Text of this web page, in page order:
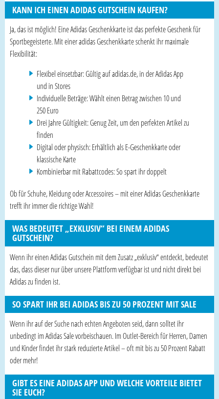
KANN ICH EINEN ADIDAS GUTSCHEIN KAUFEN?
Ja, das ist möglich! Eine Adidas Geschenkkarte ist das perfekte Geschenk für
Sportbegeisterte. Mit einer adidas Geschenkkarte schenkt ihr maximale
Flexibilität:
Flexibel einsetzbar: Gültig auf adidas.de, in der Adidas App
und in Stores
Individuelle Beträge: Wählt einen Betrag zwischen 10 und
250 Euro
Drei Jahre Gültigkeit: Genug Zeit, um den perfekten Artikel zu
finden
Digital oder physisch: Erhältlich als E-Geschenkkarte oder
klassische Karte
Kombinierbar mit Rabattcodes: So spart ihr doppelt
Ob für Schuhe, Kleidung oder Accessoires – mit einer Adidas Geschenkkarte
trefft ihr immer die richtige Wahl!
WAS BEDEUTET „EXKLUSIV“ BEI EINEM ADIDAS
GUTSCHEIN?
Wenn ihr einen Adidas Gutschein mit dem Zusatz „exklusiv“ entdeckt, bedeutet
das, dass dieser nur über unsere Plattform verfügbar ist und nicht direkt bei
Adidas zu finden ist.
SO SPART IHR BEI ADIDAS BIS ZU 50 PROZENT MIT SALE
Wenn ihr auf der Suche nach echten Angeboten seid, dann solltet ihr
unbedingt im Adidas Sale vorbeischauen. Im Outlet-Bereich für Herren, Damen
und Kinder findet ihr stark reduzierte Artikel – oft mit bis zu 50 Prozent Rabatt
oder mehr!
GIBT ES EINE ADIDAS APP UND WELCHE VORTEILE BIETET
SIE EUCH?